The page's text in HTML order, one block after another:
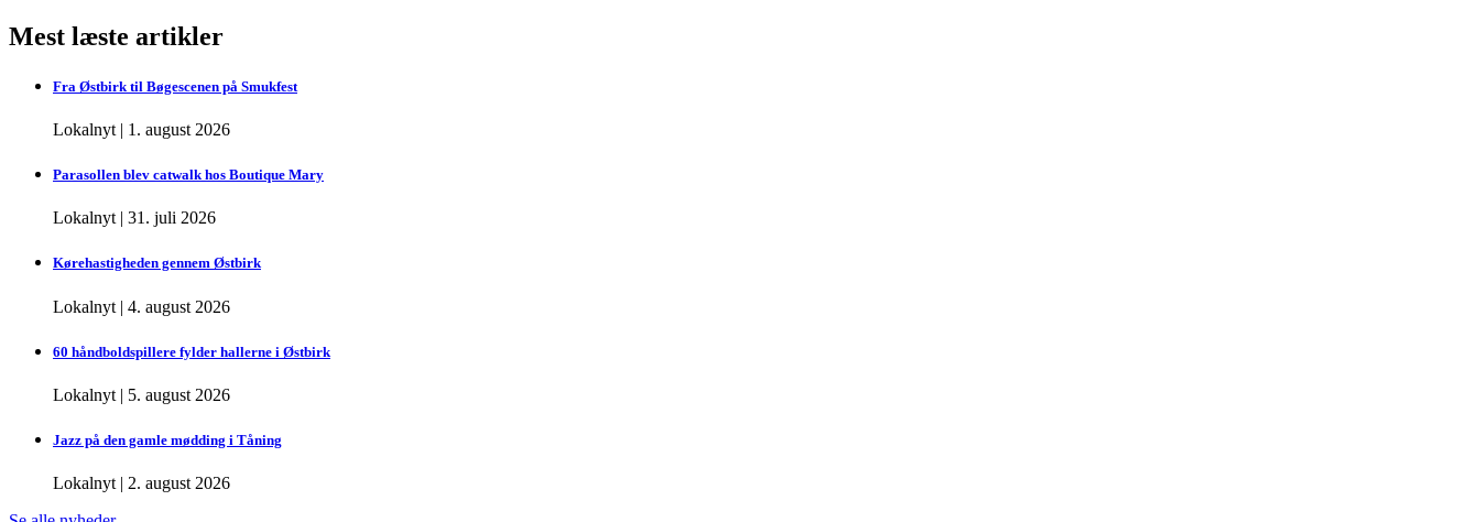
Mest læste artikler
Fra Østbirk til Bøgescenen på Smukfest
Lokalnyt | 1. august 2026
Parasollen blev catwalk hos Boutique Mary
Lokalnyt | 31. juli 2026
Kørehastigheden gennem Østbirk
Lokalnyt | 4. august 2026
60 håndboldspillere fylder hallerne i Østbirk
Lokalnyt | 5. august 2026
Jazz på den gamle mødding i Tåning
Lokalnyt | 2. august 2026